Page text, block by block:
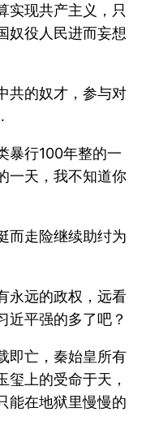
实现共产主义，只
奴役人民进而妄想
共的奴才，参与对
暴行100年整的一
一天，我不知道你
而走险继续助纣为
永远的政权，远看
近平强的多了吧？
即亡，秦始皇所有
玺上的受命于天，
能在地狱里慢慢的